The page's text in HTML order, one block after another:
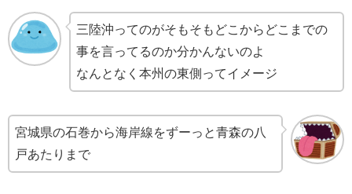
三陸沖ってのがそもそもどこからどこまでの
事を言ってるのか分かんないのよ
なんとなく本州の東側ってイメージ
宮城県の石巻から海岸線をずーっと青森の八
戸あたりまで